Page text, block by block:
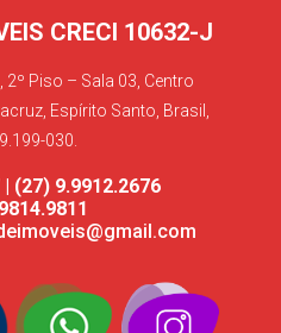
CRECI 10632-J
Piso – Sala 03, Centro
Espírito Santo, Brasil,
030.
(27) 9.9912.2676